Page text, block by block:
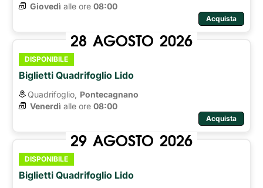
Giovedì alle ore 08:00
Acquista
28 AGOSTO 2026
DISPONIBILE
Biglietti Quadrifoglio Lido
Quadrifoglio, Pontecagnano
Venerdì alle ore 08:00
Acquista
29 AGOSTO 2026
DISPONIBILE
Biglietti Quadrifoglio Lido